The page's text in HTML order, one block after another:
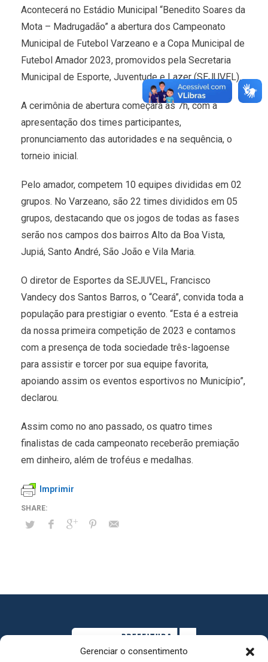
Gerenciar o consentimento
Acontecerá no Estádio Municipal “Benedito Soares da
Mota – Madrugadão” a abertura dos Campeonato
Municipal de Futebol Varzeano e a Copa Municipal de
Futebol Amador 2023, promovidos pela Secretaria
Municipal de Esporte, Juventude e Lazer (SEJUVEL).
A cerimônia de abertura começará as 7h, com a
apresentação dos times participantes,
pronunciamento das autoridades e na sequência, o
torneio inicial.
Pelo amador, competem 10 equipes divididas em 02
grupos. No Varzeano, são 22 times divididos em 05
grupos, destacando que os jogos de todas as fases
serão nos campos dos bairros Alto da Boa Vista,
Jupiá, Santo André, São João e Vila Maria.
O diretor de Esportes da SEJUVEL, Francisco
Vandecy dos Santos Barros, o “Ceará”, convida toda a
população para prestigiar o evento. “Esta é a estreia
da nossa primeira competição de 2023 e contamos
com a presença de toda sociedade três-lagoense
para assistir e torcer por sua equipe favorita,
apoiando assim os eventos esportivos no Município”,
declarou.
Assim como no ano passado, os quatro times
finalistas de cada campeonato receberão premiação
em dinheiro, além de troféus e medalhas.
Imprimir